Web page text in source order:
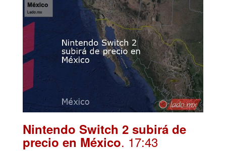
Nintendo Switch 2 subirá de
precio en México. 17:43